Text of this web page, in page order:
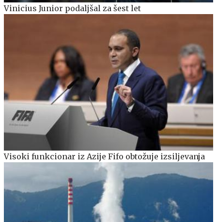
Vinicius Junior podaljšal za šest let
Visoki funkcionar iz Azije Fifo obtožuje izsiljevanja